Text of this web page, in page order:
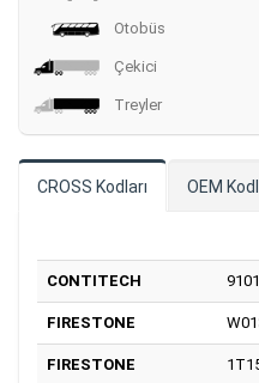
Otobüs
Çekici
Treyler
CROSS Kodları OEM
CONTITECH
FIRESTONE
FIRESTONE